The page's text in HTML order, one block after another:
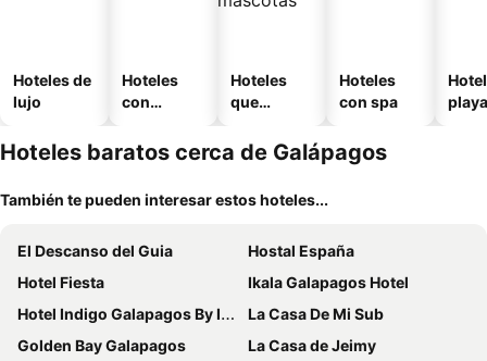
Hoteles de
lujo
Hoteles
con
Hoteles
que
mascotas
Hoteles
con spa
playa
Hoteles baratos cerca de Galápagos
También te pueden interesar estos hoteles...
El Descanso del Guia
Hostal España
Hotel Fiesta
Ikala Galapagos Hotel
Hotel Indigo Galapagos By Ihg
La Casa De Mi Sub
Golden Bay Galapagos
La Casa de Jeimy